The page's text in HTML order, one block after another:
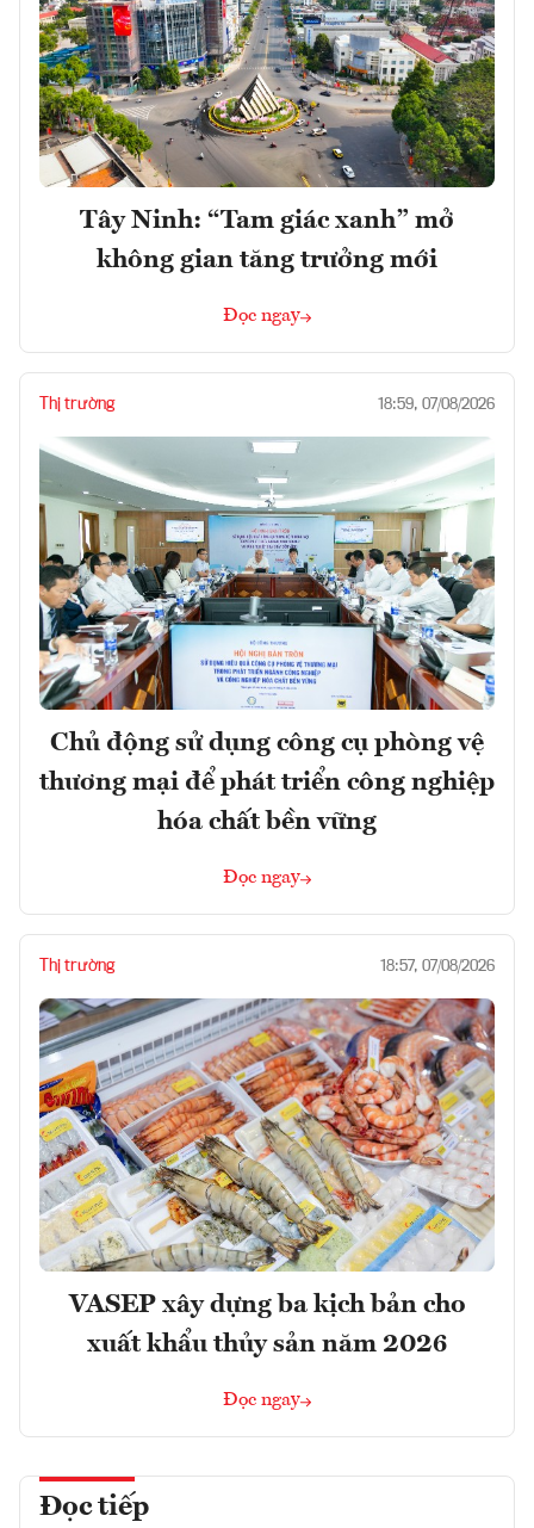
Tây Ninh: “Tam giác xanh” mở
không gian tăng trưởng mới
Đọc ngay
Thị trường 18:59, 07/08/2026
Chủ động sử dụng công cụ phòng vệ
thương mại để phát triển công nghiệp
hóa chất bền vững
Đọc ngay
Thị trường 18:57, 07/08/2026
VASEP xây dựng ba kịch bản cho
xuất khẩu thủy sản năm 2026
Đọc ngay
Đọc tiếp